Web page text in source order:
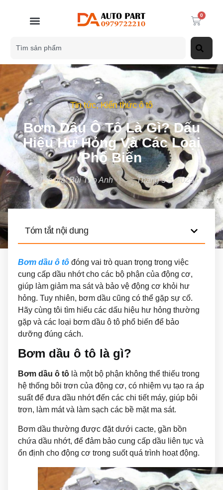
0
Tin tức,Kiến thức ô tô
Bơm Dầu Ô Tô Là Gì? Dấu
Hiệu Hư Hỏng Và Các Loại
Phổ Biến
Tác giả:Bùi Thọ Anh Tháng 3 5, 2025
Tóm tắt nội dung
Bơm dầu ô tô đóng vai trò quan trọng trong việc
cung cấp dầu nhớt cho các bộ phận của động cơ,
giúp làm giảm ma sát và bảo vệ động cơ khỏi hư
hỏng. Tuy nhiên, bơm dầu cũng có thể gặp sự cố.
Hãy cùng tôi tìm hiểu các dấu hiệu hư hỏng thường
gặp và các loại bơm dầu ô tô phổ biến để bảo
dưỡng đúng cách.
Bơm dầu ô tô là gì?
Bơm dầu ô tô là một bộ phận không thể thiếu trong
hệ thống bôi trơn của động cơ, có nhiệm vụ tạo ra áp
suất để đưa dầu nhớt đến các chi tiết máy, giúp bôi
trơn, làm mát và làm sạch các bề mặt ma sát.
Bơm dầu thường được đặt dưới cacte, gần bồn
chứa dầu nhớt, để đảm bảo cung cấp dầu liên tục và
ổn định cho động cơ trong suốt quá trình hoạt động.